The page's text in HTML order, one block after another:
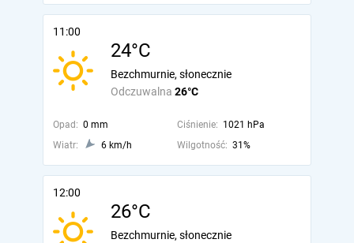
11:00
24°C
Odczuwalna 26°C
Bezchmurnie, słonecznie
Opad: 0 mm Ciśnienie: 1021 hPa
Wiatr:
6 km/h Wilgotność: 31%
12:00
26°C
Bezchmurnie, słonecznie